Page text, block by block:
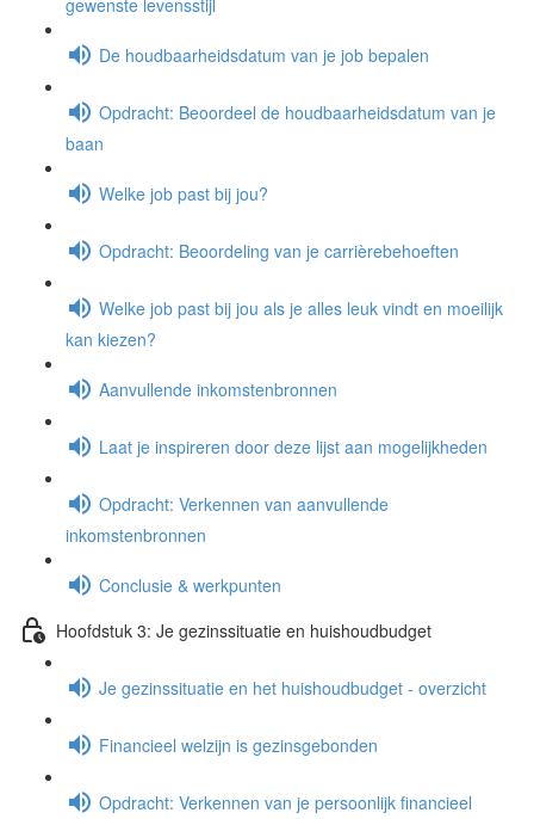
gewenste levensstijl
De houdbaarheidsdatum van je job bepalen
Opdracht: Beoordeel de houdbaarheidsdatum van je
baan
Welke job past bij jou?
Opdracht: Beoordeling van je carrièrebehoeften
Welke job past bij jou als je alles leuk vindt en moeilijk
kan kiezen?
Aanvullende inkomstenbronnen
Laat je inspireren door deze lijst aan mogelijkheden
Opdracht: Verkennen van aanvullende
inkomstenbronnen
Conclusie & werkpunten
Hoofdstuk 3: Je gezinssituatie en huishoudbudget
Je gezinssituatie en het huishoudbudget - overzicht
Financieel welzijn is gezinsgebonden
Opdracht: Verkennen van je persoonlijk financieel